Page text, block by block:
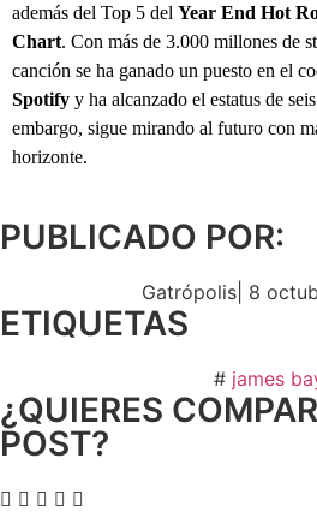
además del Top 5 del Year End Hot
Chart. Con más de 3.000 millones de
canción se ha ganado un puesto en el
Spotify y ha alcanzado el estatus de
embargo, sigue mirando al futuro con
horizonte.
PUBLICADO POR:
Gatrópolis 8
ETIQUETAS
# james
¿QUIERES
POST?